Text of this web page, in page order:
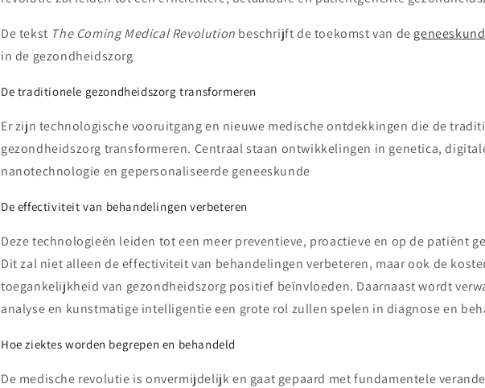
De tekst The Coming Medical Revolution beschrijft de toekomst van de
in de gezondheidszorg
De traditionele gezondheidszorg transformeren
Er zijn technologische vooruitgang en nieuwe medische ontdekkingen die de
gezondheidszorg transformeren. Centraal staan ontwikkelingen in genetica,
nanotechnologie en gepersonaliseerde geneeskunde
De effectiviteit van behandelingen verbeteren
Deze technologieën leiden tot een meer preventieve, proactieve en op de patiënt
Dit zal niet alleen de effectiviteit van behandelingen verbeteren, maar ook de
toegankelijkheid van gezondheidszorg positief beïnvloeden. Daarnaast wordt
analyse en kunstmatige intelligentie een grote rol zullen spelen in diagnose en
Hoe ziektes worden begrepen en behandeld
De medische revolutie is onvermijdelijk en gaat gepaard met fundamentele